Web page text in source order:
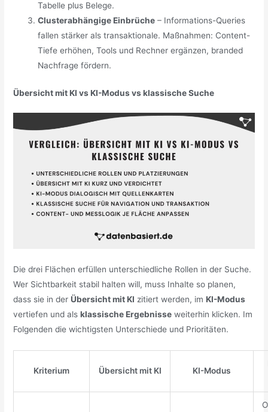
Tabelle plus Belege.
Clusterabhängige Einbrüche – Informations-Queries
fallen stärker als transaktionale. Maßnahmen: Content-
Tiefe erhöhen, Tools und Rechner ergänzen, branded
Nachfrage fördern.
Übersicht mit KI vs KI-Modus vs klassische Suche
Die drei Flächen erfüllen unterschiedliche Rollen in der Suche.
Wer Sichtbarkeit stabil halten will, muss Inhalte so planen,
dass sie in derÜbersicht mit KI zitiert werden, imKI-Modus
vertiefen und alsklassische Ergebnisse weiterhin klicken. Im
Folgenden die wichtigsten Unterschiede und Prioritäten.
Kriterium Übersicht mit KI KI-Modus